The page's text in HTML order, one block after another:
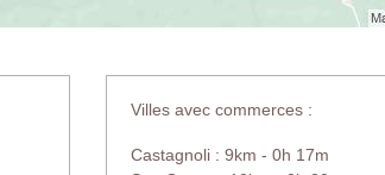
Villes avec commerces :
Castagnoli : 9km - 0h 17m